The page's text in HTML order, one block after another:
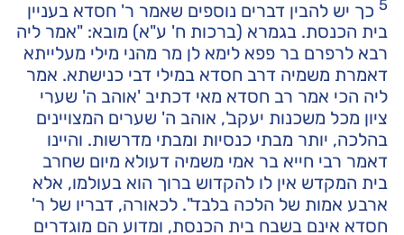
5כך יש להבין דברים נוספים שאמר ר' חסדא בעניין
בית הכנסת. בגמרא (ברכות ח' ע"א) מובא: "אמר ליה
רבא לרפרם בר פפא לימא לן מר מהני מילי מעלייתא
דאמרת משמיה דרב חסדא במילי דבי כנישתא. אמר
ליה הכי אמר רב חסדא מאי דכתיב 'אוהב ה' שערי
ציון מכל משכנות יעקב', אוהב ה' שערים המצויינים
בהלכה, יותר מבתי כנסיות ומבתי מדרשות. והיינו
דאמר רבי חייא בר אמי משמיה דעולא מיום שחרב
בית המקדש אין לו להקדוש ברוך הוא בעולמו, אלא
ארבע אמות של הלכה בלבד". לכאורה, דבריו של ר'
חסדא אינם בשבח בית הכנסת, ומדוע הם מוגדרים